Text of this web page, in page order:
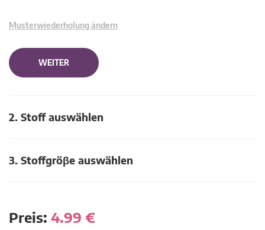
Musterwiederholung ändern
WEITER
2. Stoff auswählen
3. Stoffgröβe auswählen
Preis: 4.99 €